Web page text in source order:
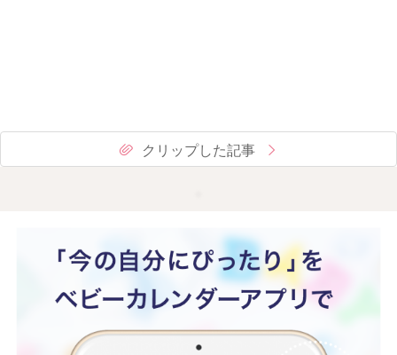
クリップした記事